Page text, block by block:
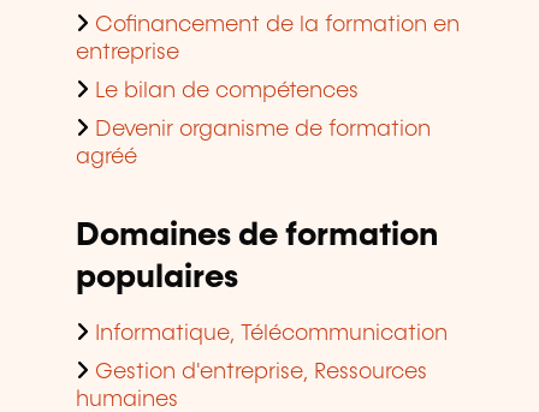
Cofinancement de la formation en
entreprise
Le bilan de compétences
Devenir organisme de formation
agréé
Domaines de formation
populaires
Informatique, Télécommunication
Gestion d'entreprise, Ressources
humaines